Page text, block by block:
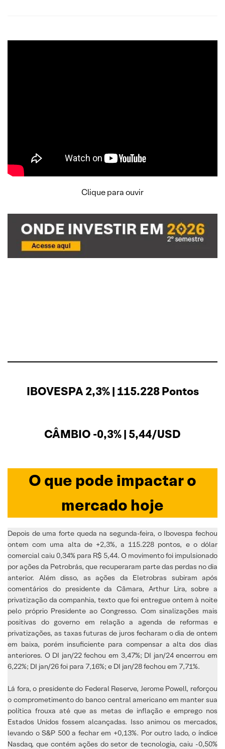
Clique para ouvir
IBOVESPA 2,3% | 115.228 Pontos
CÂMBIO -0,3% | 5,44/USD
O que pode impactar o
mercado hoje
Depois de uma forte queda na segunda-feira, o Ibovespa fechou
ontem com uma alta de +2,3%, a 115.228 pontos, e o dólar
comercial caiu 0,34% para R$ 5,44. O movimento foi impulsionado
por ações da Petrobrás, que recuperaram parte das perdas no dia
anterior. Além disso, as ações da Eletrobras subiram após
comentários do presidente da Câmara, Arthur Lira, sobre a
privatização da companhia, texto que foi entregue ontem à noite
pelo próprio Presidente ao Congresso. Com sinalizações mais
positivas do governo em relação a agenda de reformas e
privatizações, as taxas futuras de juros fecharam o dia de ontem
em baixa, porém insuficiente para compensar a alta dos dias
anteriores. O DI jan/22 fechou em 3,47%; DI jan/24 encerrou em
6,22%; DI jan/26 foi para 7,16%; e DI jan/28 fechou em 7,71%.
Lá fora, o presidente do Federal Reserve, Jerome Powell, reforçou
o comprometimento do banco central americano em manter sua
política frouxa até que as metas de inflação e emprego nos
Estados Unidos fossem alcançadas. Isso animou os mercados,
levando o S&P 500 a fechar em +0,13%. Por outro lado, o índice
Nasdaq, que contém ações do setor de tecnologia, caiu -0,50%